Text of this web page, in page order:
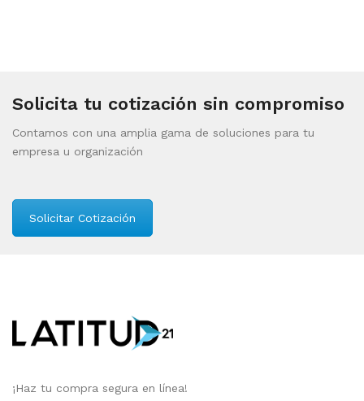
Solicita tu cotización sin compromiso
Contamos con una amplia gama de soluciones para tu
empresa u organización
Solicitar Cotización
¡Haz tu compra segura en línea!